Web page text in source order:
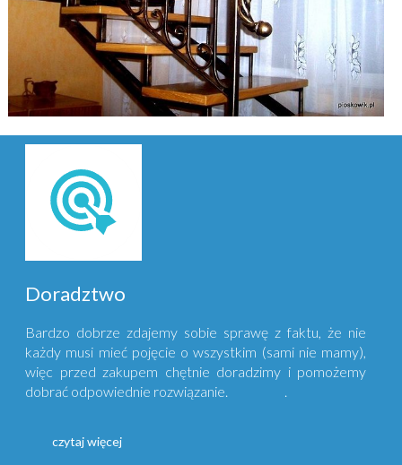
Doradztwo
Bardzo dobrze zdajemy sobie sprawę z faktu, że nie
każdy musi mieć pojęcie o wszystkim (sami nie mamy),
więc przed zakupem chętnie doradzimy i pomożemy
dobrać odpowiednie rozwiązanie. .
czytaj więcej